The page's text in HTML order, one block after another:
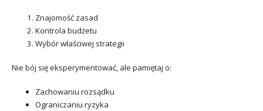
Znajomość zasad
Kontrola budżetu
Wybór właściwej strategii
Nie bój się eksperymentować, ale pamiętaj o:
Zachowaniu rozsądku
Ograniczaniu ryzyka